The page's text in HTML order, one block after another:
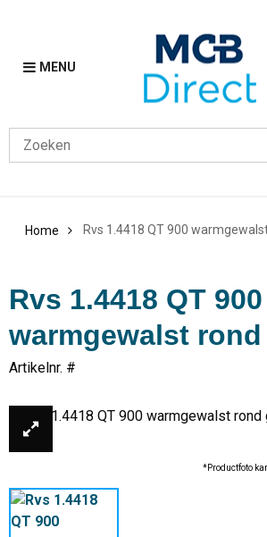
MENU
Home Rvs 1.4418 QT 900
Rvs 1.4418 QT 900
warmgewalst
Artikelnr. #
*Productfoto